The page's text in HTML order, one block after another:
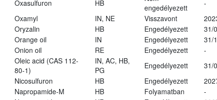
Oxasulfuron
HB
engedélyezett
-
Oxamyl
IN, NE Visszavont
Oryzalin
HB Engedélyezett
31/
Orange oil
IN Engedélyezett
31/
Onion oil
RE Engedélyezett
-
Oleic acid (CAS 112-
80-1)
IN, AC, HB,
PG
Engedélyezett
31/
Nicosulfuron
HB Engedélyezett
Napropamide-M
HB Folyamatban
-